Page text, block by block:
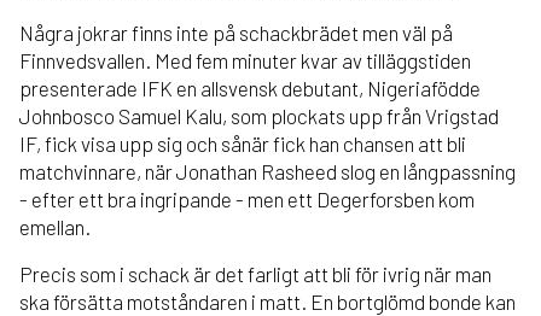
Några jokrar finns inte på schackbrädet men väl på
Finnvedsvallen. Med fem minuter kvar av tilläggstiden
presenterade IFK en allsvensk debutant, Nigeriafödde
Johnbosco Samuel Kalu, som plockats upp från Vrigstad
IF, fick visa upp sig och sånär fick han chansen att bli
matchvinnare, när Jonathan Rasheed slog en långpassning
- efter ett bra ingripande - men ett Degerforsben kom
emellan.
Precis som i schack är det farligt att bli för ivrig när man
ska försätta motståndaren i matt. En bortglömd bonde kan